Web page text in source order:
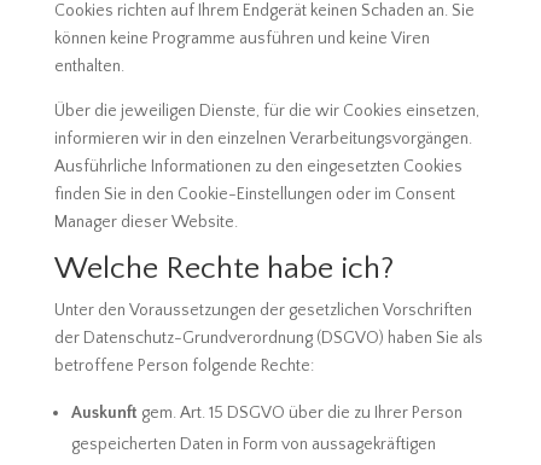
Cookies richten auf Ihrem Endgerät keinen Schaden an. Sie
können keine Programme ausführen und keine Viren
enthalten.
Über die jeweiligen Dienste, für die wir Cookies einsetzen,
informieren wir in den einzelnen Verarbeitungsvorgängen.
Ausführliche Informationen zu den eingesetzten Cookies
finden Sie in den Cookie-Einstellungen oder im Consent
Manager dieser Website.
Welche Rechte habe ich?
Unter den Voraussetzungen der gesetzlichen Vorschriften
der Datenschutz-Grundverordnung (DSGVO) haben Sie als
betroffene Person folgende Rechte:
Auskunft gem. Art. 15 DSGVO über die zu Ihrer Person
gespeicherten Daten in Form von aussagekräftigen